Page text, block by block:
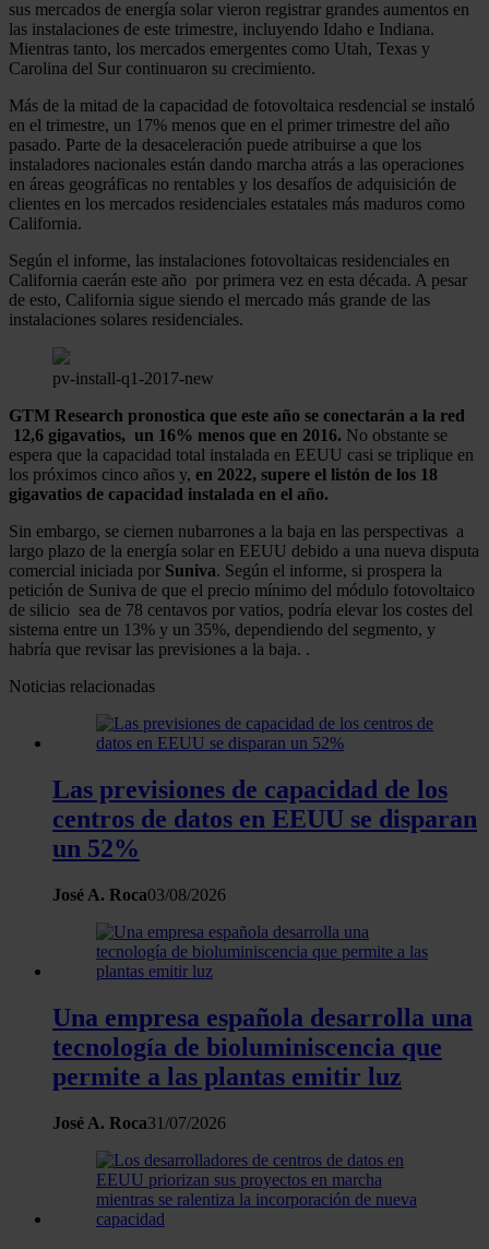
sus mercados de energía solar vieron registrar grandes aumentos en
las instalaciones de este trimestre, incluyendo Idaho e Indiana.
Mientras tanto, los mercados emergentes como Utah, Texas y
Carolina del Sur continuaron su crecimiento.
Más de la mitad de la capacidad de fotovoltaica resdencial se instaló
en el trimestre, un 17% menos que en el primer trimestre del año
pasado. Parte de la desaceleración puede atribuirse a que los
instaladores nacionales están dando marcha atrás a las operaciones
en áreas geográficas no rentables y los desafíos de adquisición de
clientes en los mercados residenciales estatales más maduros como
California.
Según el informe, las instalaciones fotovoltaicas residenciales en
California caerán este año por primera vez en esta década. A pesar
de esto, California sigue siendo el mercado más grande de las
instalaciones solares residenciales.
pv-install-q1-2017-new
GTM Research pronostica que este año se conectarán a la red
12,6 gigavatios, un 16% menos que en 2016. No obstante se
espera que la capacidad total instalada en EEUU casi se triplique en
los próximos cinco años y, en 2022, supere el listón de los 18
gigavatios de capacidad instalada en el año.
Sin embargo, se ciernen nubarrones a la baja en las perspectivas a
largo plazo de la energía solar en EEUU debido a una nueva disputa
comercial iniciada por Suniva. Según el informe, si prospera la
petición de Suniva de que el precio mínimo del módulo fotovoltaico
de silicio sea de 78 centavos por vatios, podría elevar los costes del
sistema entre un 13% y un 35%, dependiendo del segmento, y
habría que revisar las previsiones a la baja. .
Noticias relacionadas
Las previsiones de capacidad de los
centros de datos en EEUU se disparan
un 52%
José A. Roca03/08/2026
Una empresa española desarrolla una
tecnología de bioluminiscencia que
permite a las plantas emitir luz
José A. Roca31/07/2026